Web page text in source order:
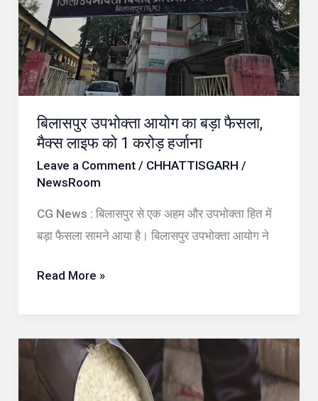
बिलासपुर उपभोक्ता आयोग का बड़ा फैसला,
मैक्स लाइफ को 1 करोड़ हर्जाना
Leave a Comment / CHHATTISGARH /
NewsRoom
CG News : बिलासपुर से एक अहम और उपभोक्ता हित में
बड़ा फैसला सामने आया है। बिलासपुर उपभोक्ता आयोग ने
का
बड़ा
फैसला,
मैक्स
को
1
करोड़
हर्जाना
Read More »
रायगढ़
में
PDS